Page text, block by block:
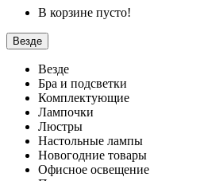
В корзине пусто!
Везде
Везде
Бра и подсветки
Комплектующие
Лампочки
Люстры
Настольные лампы
Новогодние товары
Офисное освещение